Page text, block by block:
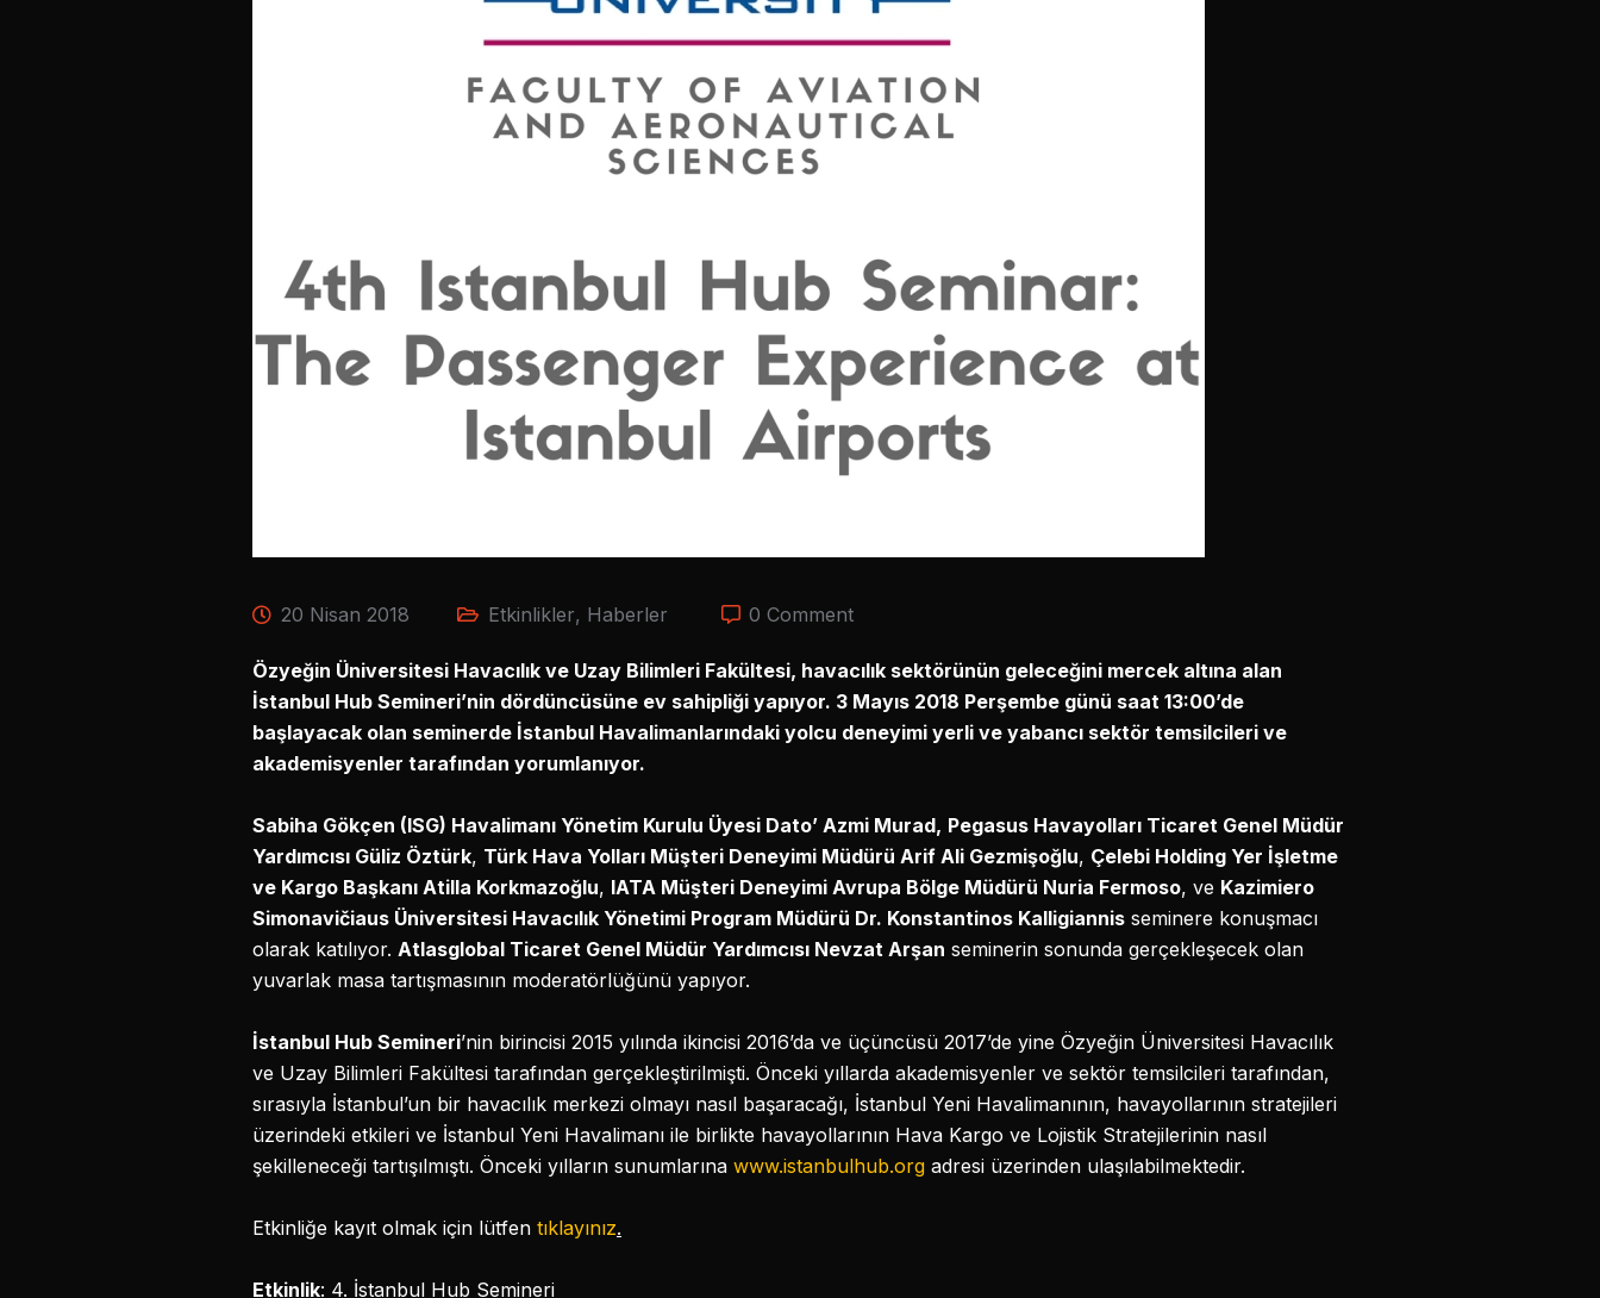
20 Nisan 2018 Etkinlikler, Haberler 0 Comment
Özyeğin Üniversitesi Havacılık ve Uzay Bilimleri Fakültesi, havacılık sektörünün geleceğini mercek altına alan
İstanbul Hub Semineri’nin dördüncüsüne ev sahipliği yapıyor. 3 Mayıs 2018 Perşembe günü saat 13:00’de
başlayacak olan seminerde İstanbul Havalimanlarındaki yolcu deneyimi yerli ve yabancı sektör temsilcileri ve
akademisyenler tarafından yorumlanıyor.
Sabiha Gökçen (ISG) Havalimanı Yönetim Kurulu Üyesi Dato’ Azmi Murad, Pegasus Havayolları Ticaret Genel Müdür
Yardımcısı Güliz Öztürk, Türk Hava Yolları Müşteri Deneyimi Müdürü Arif Ali Gezmişoğlu, Çelebi Holding Yer İşletme
ve Kargo Başkanı Atilla Korkmazoğlu, IATA Müşteri Deneyimi Avrupa Bölge Müdürü Nuria Fermoso, ve Kazimiero
Simonavičiaus Üniversitesi Havacılık Yönetimi Program Müdürü Dr. Konstantinos Kalligiannis seminere konuşmacı
olarak katılıyor. Atlasglobal Ticaret Genel Müdür Yardımcısı Nevzat Arşan seminerin sonunda gerçekleşecek olan
yuvarlak masa tartışmasının moderatörlüğünü yapıyor.
İstanbul Hub Semineri’nin birincisi 2015 yılında ikincisi 2016’da ve üçüncüsü 2017’de yine Özyeğin Üniversitesi Havacılık
ve Uzay Bilimleri Fakültesi tarafından gerçekleştirilmişti. Önceki yıllarda akademisyenler ve sektör temsilcileri tarafından,
sırasıyla İstanbul’un bir havacılık merkezi olmayı nasıl başaracağı, İstanbul Yeni Havalimanının, havayollarının stratejileri
üzerindeki etkileri ve İstanbul Yeni Havalimanı ile birlikte havayollarının Hava Kargo ve Lojistik Stratejilerinin nasıl
şekilleneceği tartışılmıştı. Önceki yılların sunumlarına www.istanbulhub.org adresi üzerinden ulaşılabilmektedir.
Etkinliğe kayıt olmak için lütfen tıklayınız.
Etkinlik: 4. İstanbul Hub Semineri